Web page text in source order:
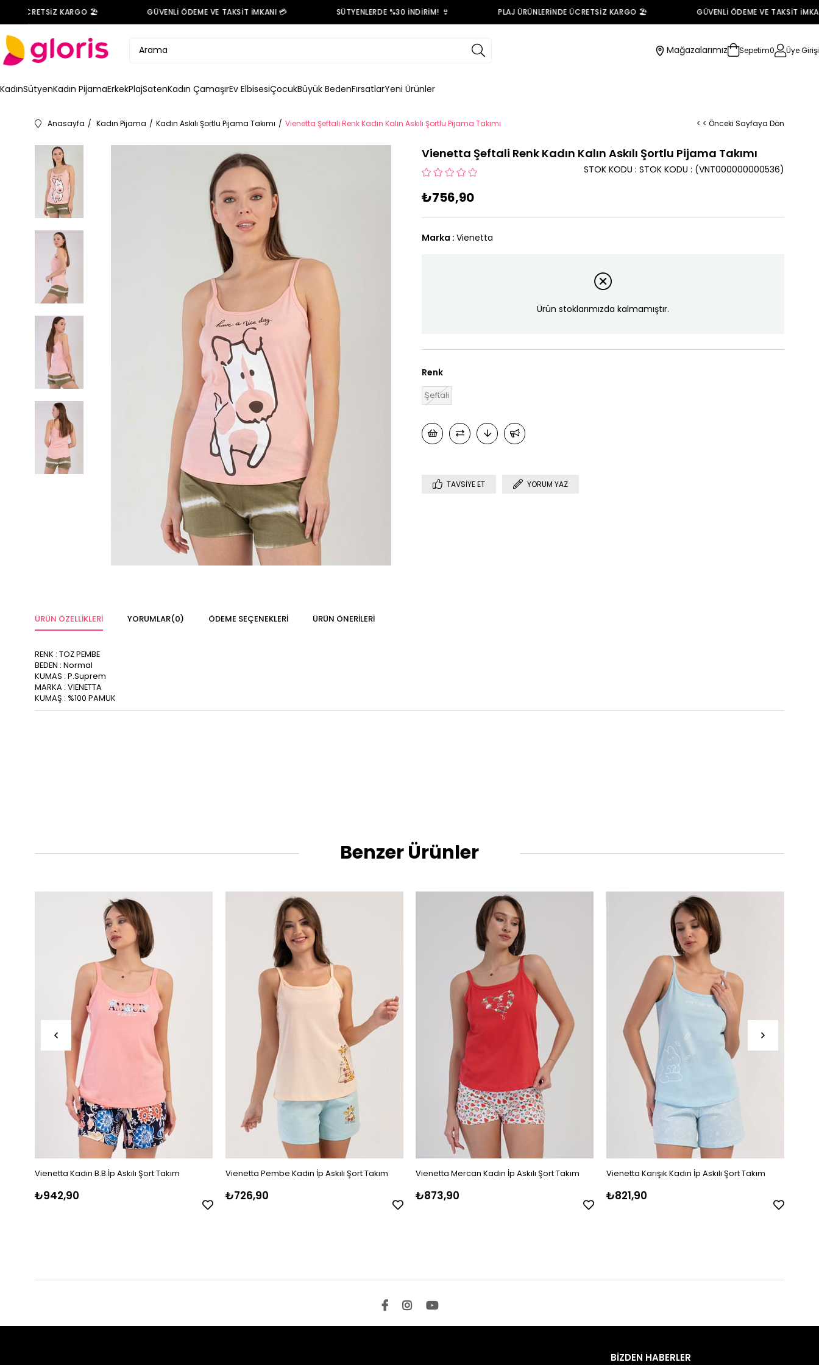
ÜCRETSİZ KARGO 🏖️ GÜVENLİ ÖDEME VE TAKSİT İMKANI 💳 SÜTYENLERDE %30 İNDİRİM! 👙 PLAJ ÜRÜNLERİNDE ÜCRETSİZ KARGO 🏖️ GÜVENLİ ÖDEME VE TAKSİT İMKANI
Mağazalarımız Sepetim0 Üye Girişi
KadınSütyenKadın PijamaErkekPlajSatenKadın ÇamaşırEv ElbisesiÇocukBüyük BedenFırsatlarYeni Ürünler
Anasayfa Kadın Pijama Kadın Askılı Şortlu Pijama Takımı Vienetta Şeftali Renk Kadın Kalın Askılı Şortlu Pijama Takımı < < Önceki Sayfaya Dön
Vienetta Şeftali Renk Kadın Kalın Askılı Şortlu Pijama Takımı
(VNT000000000536)
STOK KODU STOK KODU
₺756,90
Marka : Vienetta
Ürün stoklarımızda kalmamıştır.
Renk
Şeftali
TAVSIYE ET YORUM YAZ
ÜRÜN ÖZELLIKLERI YORUMLAR(0) ÖDEME SEÇENEKLERI ÜRÜN ÖNERILERI
RENK : TOZ PEMBE
BEDEN : Normal
KUMAS : P.Suprem
MARKA : VIENETTA
KUMAŞ : %100 PAMUK
Benzer Ürünler
Vienetta Kadın B.B.İp Askılı Şort Takım
₺942,90
Vienetta Pembe Kadın İp Askılı Şort Takım
₺726,90
Vienetta Mercan Kadın İp Askılı Şort Takım
₺873,90
Vienetta Karışık Kadın İp Askılı Şort Takım
₺821,90
BİZDEN HABERLER